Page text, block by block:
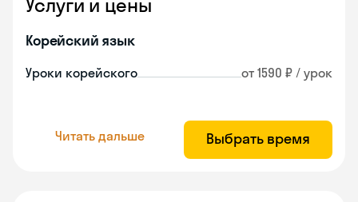
Услуги и цены
Корейский язык
Уроки корейского от 1590 ₽ / урок
Читать дальше Выбрать время